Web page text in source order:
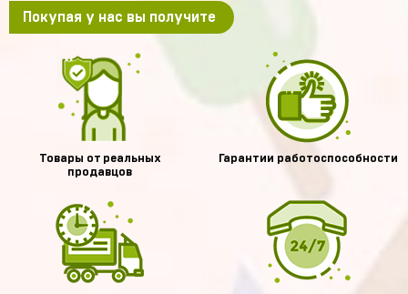
Покупая у нас вы получите
Товары от реальных
продавцов
Гарантии работоспособности